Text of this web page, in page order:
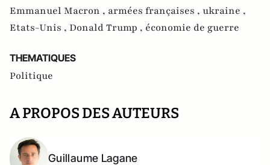
Emmanuel Macron , armées françaises , ukraine ,
Etats-Unis , Donald Trump , économie de guerre
THEMATIQUES
Politique
A PROPOS DES AUTEURS
Guillaume Lagane